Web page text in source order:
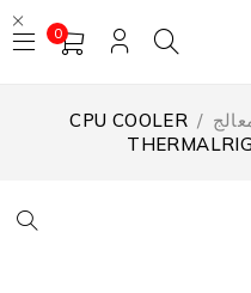
0
CPU COOLER